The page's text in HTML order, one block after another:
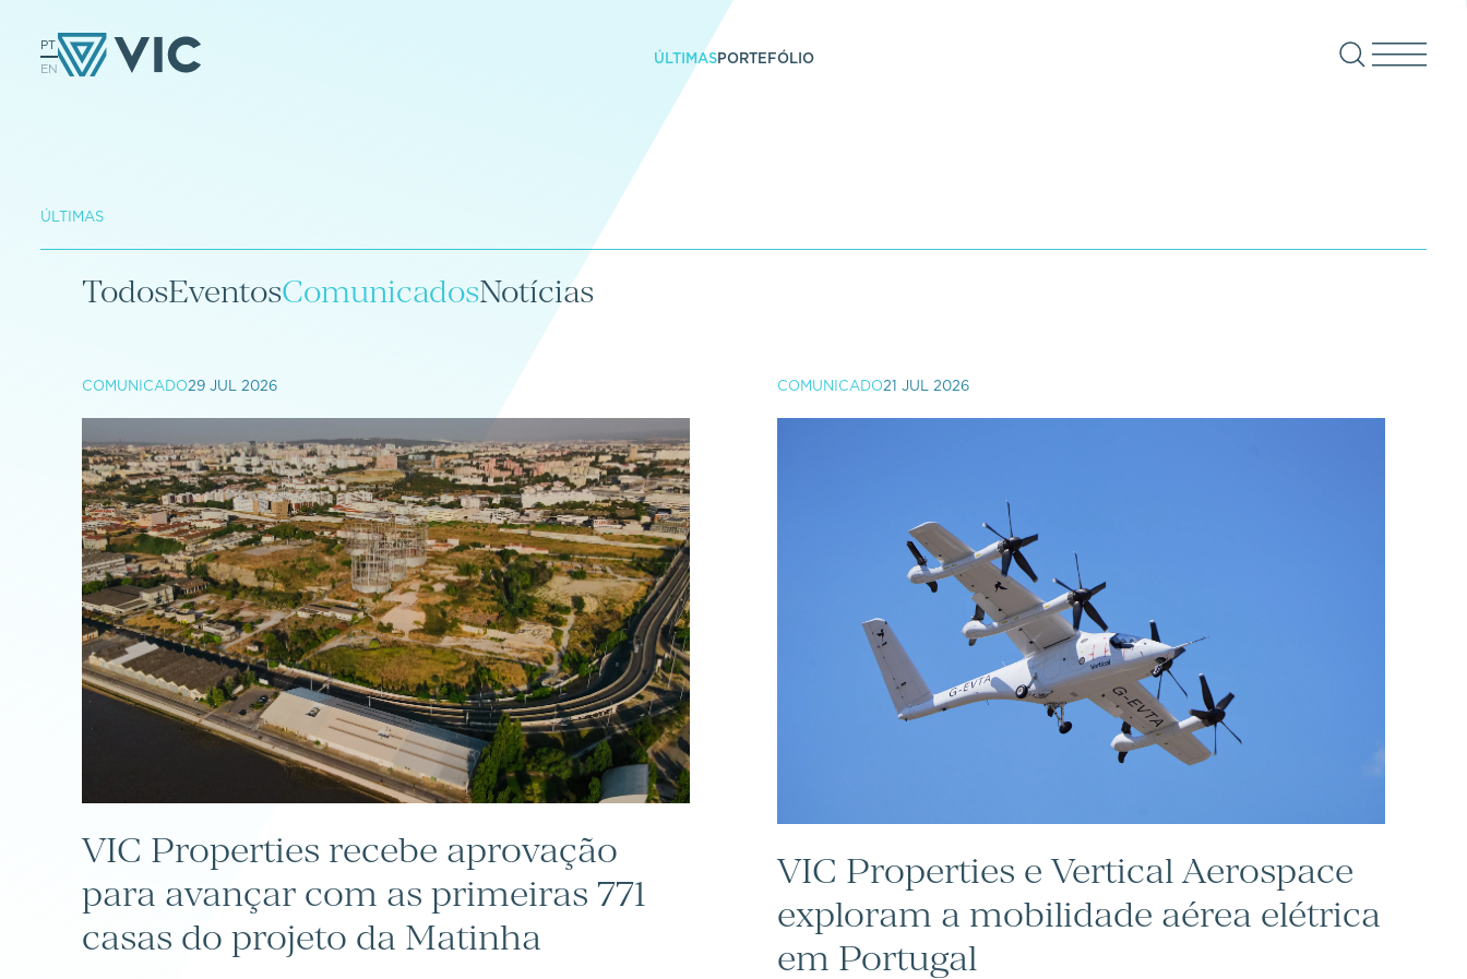
PT
EN
ÚLTIMASPORTEFÓLIO
ÚLTIMAS
TodosEventosComunicadosNotícias
COMUNICADO29 JUL 2026
VIC Properties recebe aprovação
para avançar com as primeiras 771
casas do projeto da Matinha
COMUNICADO21 JUL 2026
VIC Properties e Vertical Aerospace
exploram a mobilidade aérea elétrica
em Portugal